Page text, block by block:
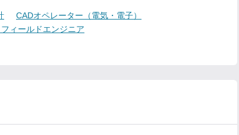
CADオペレーター（電気・電子）
ィールドエンジニア